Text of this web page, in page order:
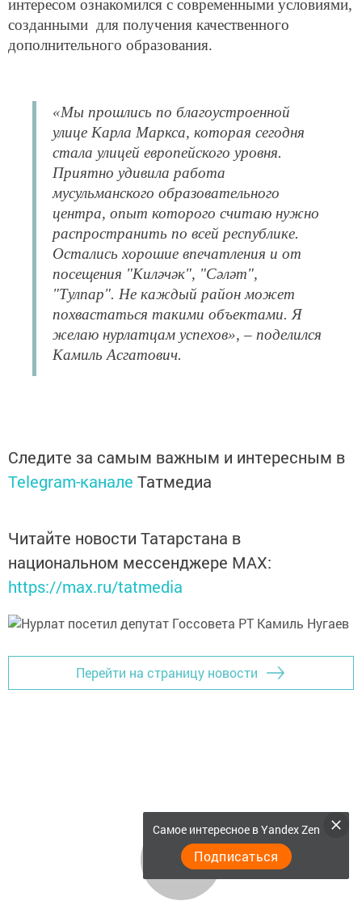
интересом ознакомился с современными условиями,
созданными для получения качественного
дополнительного образования.
«Мы прошлись по благоустроенной
улице Карла Маркса, которая сегодня
стала улицей европейского уровня.
Приятно удивила работа
мусульманского образовательного
центра, опыт которого считаю нужно
распространить по всей республике.
Остались хорошие впечатления и от
посещения "Киләчәк", "Сәләт",
"Тулпар". Не каждый район может
похвастаться такими объектами. Я
желаю нурлатцам успехов», – поделился
Камиль Асгатович.
Следите за самым важным и интересным в
Telegram-канале Татмедиа
Читайте новости Татарстана в
национальном мессенджере MАХ:
https://max.ru/tatmedia
Перейти на страницу новости
Самое интересное в Yandex Zen
Подписаться